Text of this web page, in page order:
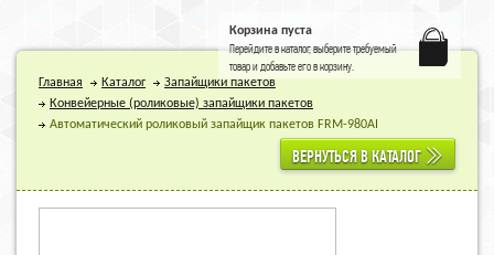
Корзина пуста
Перейдите вкаталог, выберите требуемый
товар и добавьте его в корзину.
Главная Каталог
Запайщики пакетов
Конвейерные (роликовые) запайщики пакетов
Автоматический роликовый запайщик пакетов FRM-980AI
ВЕРНУТЬСЯ В КАТАЛОГ